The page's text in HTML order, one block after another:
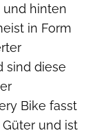
und hinten
in Form
sind diese
Bike fasst
und ist